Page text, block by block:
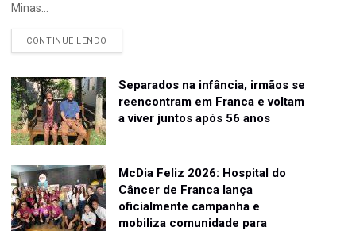
Minas...
CONTINUE LENDO
Separados na infância, irmãos se
reencontram em Franca e voltam
a viver juntos após 56 anos
McDia Feliz 2026: Hospital do
Câncer de Franca lança
oficialmente campanha e
mobiliza comunidade para